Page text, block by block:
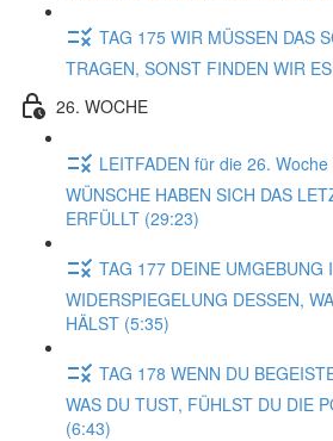
TAG 175 WIR MÜSSEN DAS
TRAGEN, SONST FINDEN WIR
26. WOCHE
LEITFADEN für die 26.
WÜNSCHE HABEN SICH DAS
ERFÜLLT (29:23)
TAG 177 DEINE UMGEBUNG
WIDERSPIEGELUNG DESSEN,
HÄLST (5:35)
TAG 178 WENN DU
WAS DU TUST, FÜHLST DU DIE
(6:43)